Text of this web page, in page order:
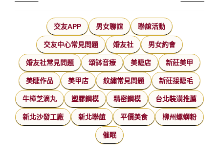
交友APP 男女聯誼 聯誼活動
交友中心常見問題 婚友社 男女約會
婚友社常見問題 頌缽音療 美睫店 新莊美甲
美睫作品 美甲店 紋繡常見問題 新莊接睫毛
牛樟芝滴丸 塑膠鋼模 精密鋼模 台北裝潢推薦
新北沙發工廠 新北聯誼 平價美食 柳州螺螄粉
催眠